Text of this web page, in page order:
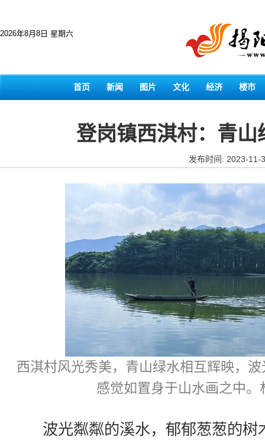
2026年8月8日 星期六
首页 新闻 图片 文化 经济 楼市
登岗镇西淇村：青
发布时间: 2023-11-
西淇村风光秀美，青山绿水相互辉映，
感觉如置身于山水画之中。
波光粼粼的溪水，郁郁葱葱的树